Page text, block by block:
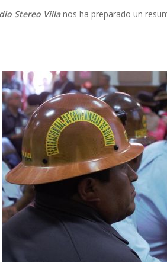
Stereo Villanos ha preparado un